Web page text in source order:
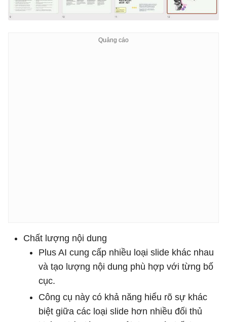
Chất lượng nội dung
Plus AI cung cấp nhiều loại slide khác nhau
và tạo lượng nội dung phù hợp với từng bố
cục.
Công cụ này có khả năng hiểu rõ sự khác
biệt giữa các loại slide hơn nhiều đối thủ